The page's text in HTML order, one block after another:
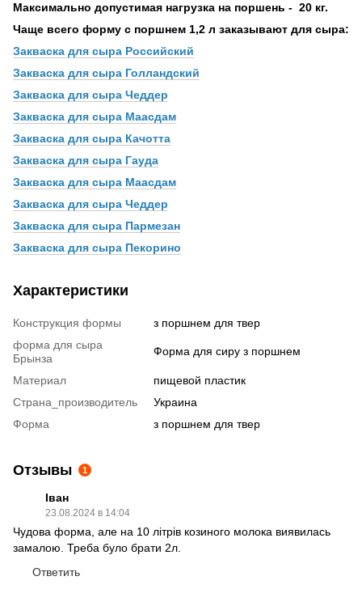
Максимально допустимая нагрузка на поршень - 20 кг.
Чаще всего форму с поршнем 1,2 л заказывают для сыра:
Закваска для сыра Российский
Закваска для сыра Голландский
Закваска для сыра Чеддер
Закваска для сыра Маасдам
Закваска для сыра Качотта
Закваска для сыра Гауда
Закваска для сыра Маасдам
Закваска для сыра Чеддер
Закваска для сыра Пармезан
Закваска для сыра Пекорино
Характеристики
Конструкция формы
з поршнем для твер
форма для сыра
Брынза
Форма для сиру з поршнем
Материал
пищевой пластик
Страна_производитель
Украина
Форма
з поршнем для твер
Отзывы 1
Іван
23.08.2024 в 14:04
Чудова форма, але на 10 літрів козиного молока виявилась
замалою. Треба було брати 2л.
Ответить